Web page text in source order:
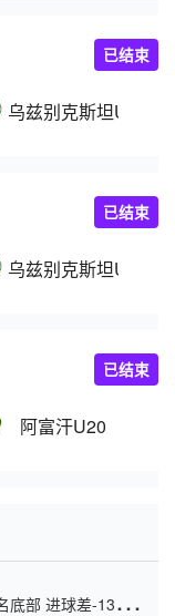
乌兹别克斯坦U19
已结束
乌兹别克斯坦U19
已结束
阿富汗U20
已结束
部 进球差-13令人